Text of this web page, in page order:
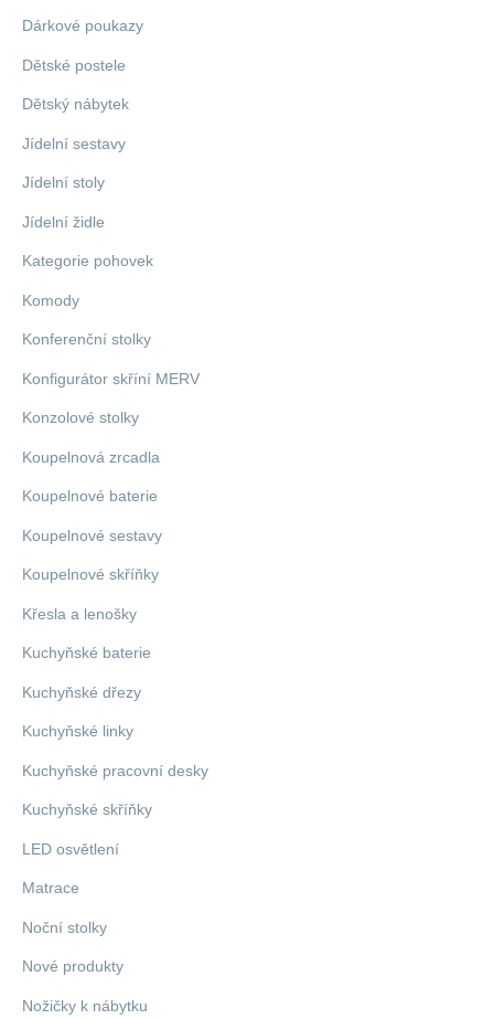
Dárkové poukazy
Dětské postele
Dětský nábytek
Jídelní sestavy
Jídelní stoly
Jídelní židle
Kategorie pohovek
Komody
Konferenční stolky
Konfigurátor skříní MERV
Konzolové stolky
Koupelnová zrcadla
Koupelnové baterie
Koupelnové sestavy
Koupelnové skříňky
Křesla a lenošky
Kuchyňské baterie
Kuchyňské dřezy
Kuchyňské linky
Kuchyňské pracovní desky
Kuchyňské skříňky
LED osvětlení
Matrace
Noční stolky
Nové produkty
Nožičky k nábytku